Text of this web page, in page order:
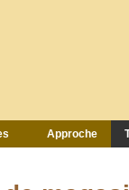
Approche